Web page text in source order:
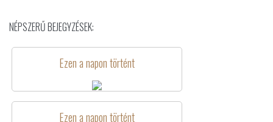
NÉPSZERŰ BEJEGYZÉSEK:
Ezen a napon történt
Ezen a napon történt